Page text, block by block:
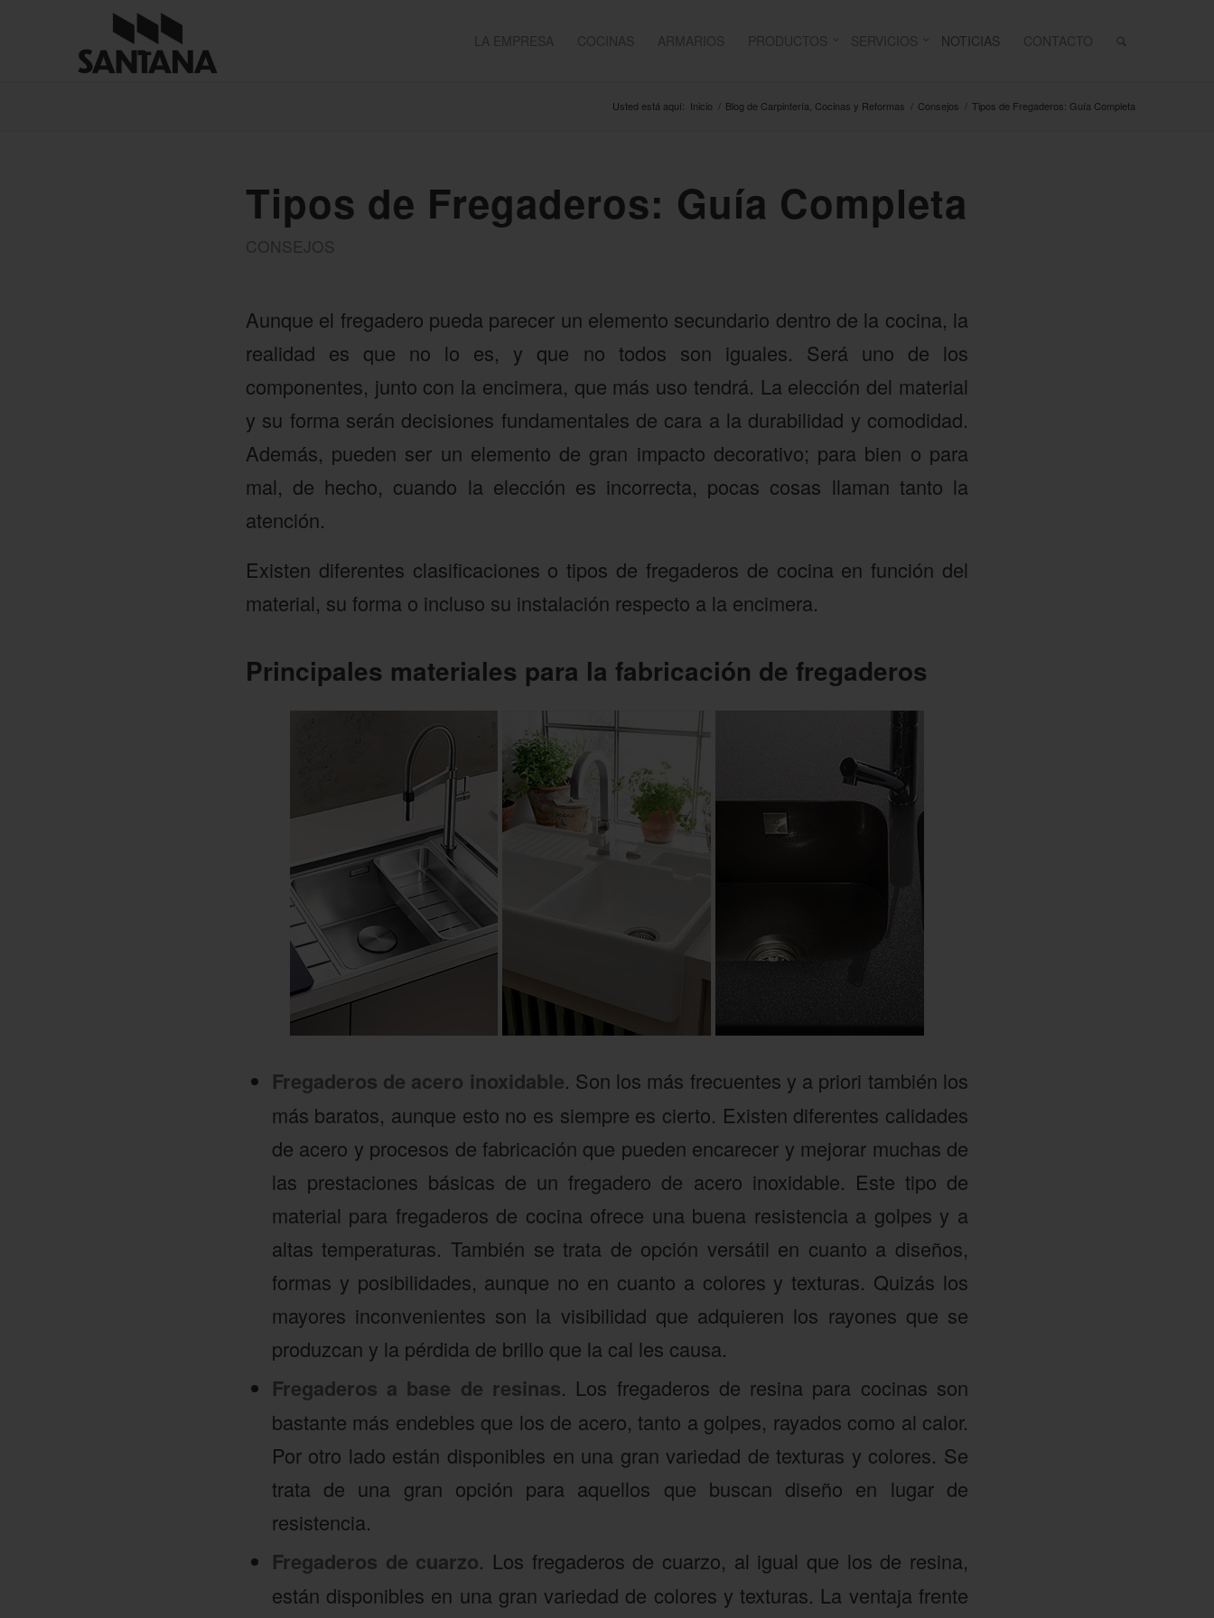
LA EMPRESA COCINAS ARMARIOS PRODUCTOS SERVICIOS NOTICIAS CONTACTO
Usted está aquí: Inicio / Blog de Carpintería, Cocinas y Reformas / Consejos / Tipos de Fregaderos: Guía Completa
Tipos de Fregaderos: Guía Completa
CONSEJOS
Aunque el fregadero pueda parecer un elemento secundario dentro de la cocina, la
realidad es que no lo es, y que no todos son iguales. Será uno de los
componentes, junto con la encimera, que más uso tendrá. La elección del material
y su forma serán decisiones fundamentales de cara a la durabilidad y comodidad.
Además, pueden ser un elemento de gran impacto decorativo; para bien o para
mal, de hecho, cuando la elección es incorrecta, pocas cosas llaman tanto la
atención.
Existen diferentes clasificaciones o tipos de fregaderos de cocina en función del
material, su forma o incluso su instalación respecto a la encimera.
Principales materiales para la fabricación de fregaderos
Fregaderos de acero inoxidable. Son los más frecuentes y a priori también los
más baratos, aunque esto no es siempre es cierto. Existen diferentes calidades
de acero y procesos de fabricación que pueden encarecer y mejorar muchas de
las prestaciones básicas de un fregadero de acero inoxidable. Este tipo de
material para fregaderos de cocina ofrece una buena resistencia a golpes y a
altas temperaturas. También se trata de opción versátil en cuanto a diseños,
formas y posibilidades, aunque no en cuanto a colores y texturas. Quizás los
mayores inconvenientes son la visibilidad que adquieren los rayones que se
produzcan y la pérdida de brillo que la cal les causa.
Fregaderos a base de resinas. Los fregaderos de resina para cocinas son
bastante más endebles que los de acero, tanto a golpes, rayados como al calor.
Por otro lado están disponibles en una gran variedad de texturas y colores. Se
trata de una gran opción para aquellos que buscan diseño en lugar de
resistencia.
Fregaderos de cuarzo. Los fregaderos de cuarzo, al igual que los de resina,
están disponibles en una gran variedad de colores y texturas. La ventaja frente